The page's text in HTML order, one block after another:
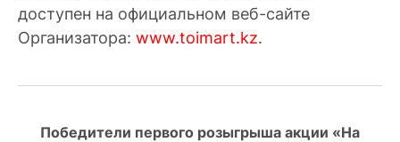
доступен на официальном веб-сайте
Организатора: www.toimart.kz.
Победители первого розыгрыша акции «На